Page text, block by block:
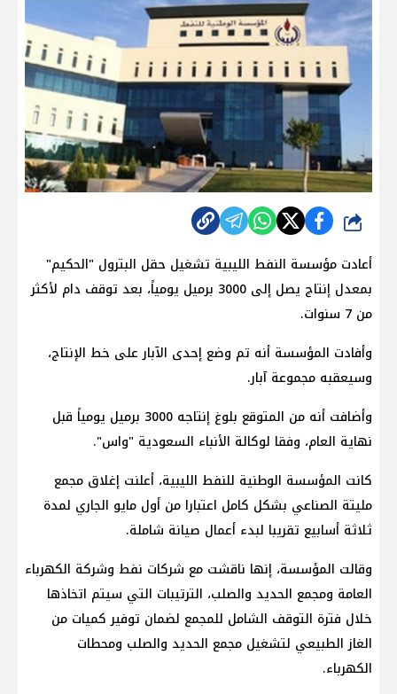
شارك
أعادت مؤسسة النفط الليبية تشغيل حقل البترول "الحكيم"
بمعدل إنتاج يصل إلى 3000 برميل يومياً، بعد توقف دام لأكثر
من 7 سنوات.
وأفادت المؤسسة أنه تم وضع إحدى الآبار على خط الإنتاج،
وسيعقبه مجموعة آبار.
وأضافت أنه من المتوقع بلوغ إنتاجه 3000 برميل يومياً قبل
نهاية العام، وفقا لوكالة الأنباء السعودية "واس".
كانت المؤسسة الوطنية للنفط الليبية، أعلنت إغلاق مجمع
مليتة الصناعي بشكل كامل اعتبارا من أول مايو الجاري لمدة
ثلاثة أسابيع تقريبا لبدء أعمال صيانة شاملة.
وقالت المؤسسة، إنها ناقشت مع شركات نفط وشركة الكهرباء
العامة ومجمع الحديد والصلب، الترتيبات التي سيتم اتخاذها
خلال فترة التوقف الشامل للمجمع لضمان توفير كميات من
الغاز الطبيعي لتشغيل مجمع الحديد والصلب ومحطات
الكهرباء.